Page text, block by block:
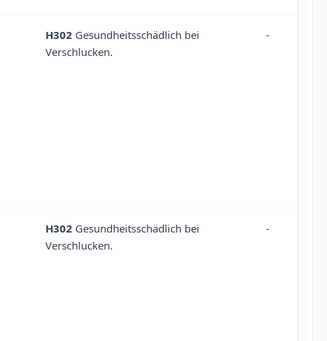
H302 Gesundheitsschädlich bei
Verschlucken.
-
H302 Gesundheitsschädlich bei
Verschlucken.
-